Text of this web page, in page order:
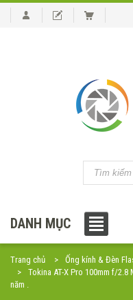
DANH MỤC
Trang chủ Ống kính & Đèn
Tokina AT-X Pro 100mm f/2.8
năm .